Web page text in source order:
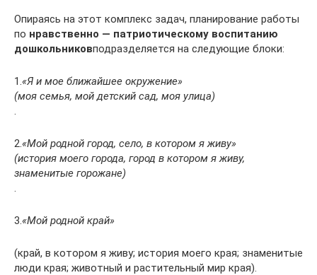
Опираясь на этот комплекс задач, планирование работы
по нравственно — патриотическому воспитанию
дошкольниковподразделяется на следующие блоки:
1.«Я и мое ближайшее окружение»
(моя семья, мой детский сад, моя улица)
.
2.«Мой родной город, село, в котором я живу»
(история моего города, город в котором я живу,
знаменитые горожане)
.
3.«Мой родной край»
(край, в котором я живу; история моего края; знаменитые
люди края; животный и растительный мир края).